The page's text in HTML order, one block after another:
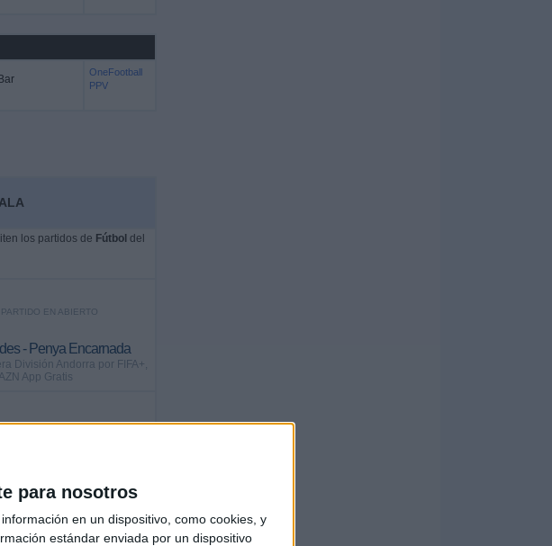
para nosotros
en un dispositivo, como cookies, y
estándar enviada por un dispositivo
OneFootball
PPV
los partidos de Fútbol del
EN ABIERTO
- Penya Encarnada
División Andorra por FIFA+,
App Gratis
CANALES TV